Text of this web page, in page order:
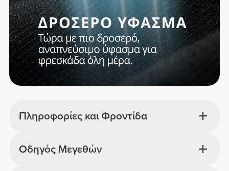
Πληροφορίες και Φροντίδα
Οδηγός Μεγεθών